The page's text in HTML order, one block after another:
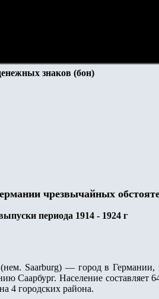
знаков (бон)
чрезвычайных
периода 1914 - 1924 г
Saarburg) — город в Германии,
Саарбург. Население составляет
4 городских района.